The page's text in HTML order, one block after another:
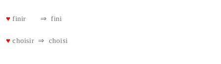
♥ finir ⇒ fini
♥ choisir ⇒ choisi